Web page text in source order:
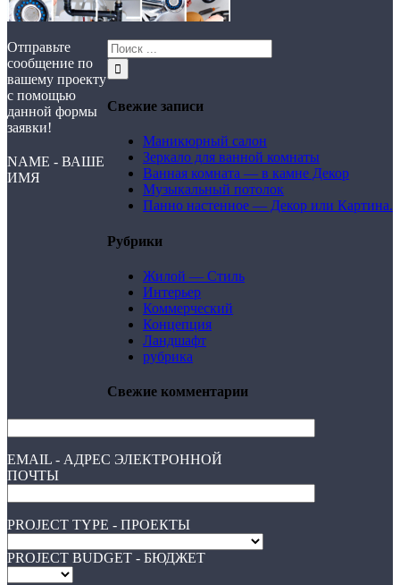
Свежие записи
Маникюрный салон
Зеркало для ванной комнаты
Ванная комната — в камне Декор
Музыкальный потолок
Панно настенное — Декор или Картина.
Рубрики
Жилой — Стиль
Интерьер
Коммерческий
Концепция
Ландшафт
рубрика
Свежие комментарии
Отправьте
сообщение по
вашему проекту
с помощью
данной формы
заявки!
NAME - ВАШЕ
ИМЯ
EMAIL - АДРЕС ЭЛЕКТРОННОЙ
ПОЧТЫ
PROJECT TYPE - ПРОЕКТЫ
PROJECT BUDGET - БЮДЖЕТ